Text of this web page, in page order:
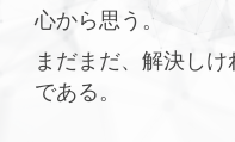
心から思う。
まだまだ、解決し
である。